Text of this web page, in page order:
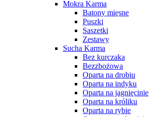
Mokra Karma
Batony mięsne
Puszki
Saszetki
Zestawy
Sucha Karma
Bez kurczaka
Bezzbożowa
Oparta na drobiu
Oparta na indyku
Oparta na jagnięcinie
Oparta na króliku
Oparta na rybie